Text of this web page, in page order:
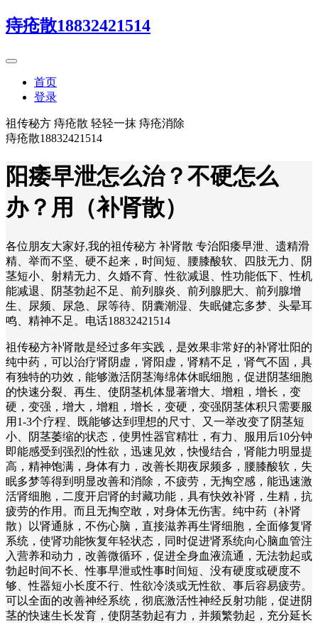
痔疮散18832421514
首页
登录
祖传秘方 痔疮散 轻轻一抹 痔疮消除
痔疮散18832421514
阳痿早泄怎么治？不硬怎么
办？用（补肾散）
各位朋友大家好,我的祖传秘方 补肾散 专治阳痿早泄、遗精滑
精、举而不坚、硬不起来，时间短、腰膝酸软、四肢无力、阴
茎短小、射精无力、久婚不育、性欲减退、性功能低下、性机
能减退、阴茎勃起不足、前列腺炎、前列腺肥大、前列腺增
生、尿频、尿急、尿等待、阴囊潮湿、失眠健忘多梦、头晕耳
鸣、精神不足。电话18832421514
祖传秘方补肾散是经过多年实践，是效果非常好的补肾壮阳的
纯中药，可以治疗肾阴虚，肾阳虚，肾精不足，肾气不固，具
有独特的功效，能够激活阴茎海绵体休眠细胞，促进阴茎细胞
的快速分裂、再生、使阴茎机体显著增大、增粗，增长，变
硬，变强，增大，增粗，增长，变硬，变强阴茎体积只需要服
用1-3个疗程、既能够达到理想的尺寸、又一举改变了阴茎短
小、阴茎萎缩的状态，使男性器官精壮，有力、服用后10分钟
即能感受到强烈的性欲，迅速见效，快慢结合，肾能力明显提
高，精神饱满，身体有力，改善长期夜尿频多，腰膝酸软，失
眠多梦等得到明显改善和消除，不疲劳，无掏空感，能迅速激
活肾细胞，二度开启肾的封藏功能，具有快效补肾，生精，抗
疲劳的作用。而且无掏空敢，对身体无伤害。纯中药（补肾
散）以肾通脉，不伤心脑，直接滋养再生肾细胞，全面修复肾
系统，使肾功能恢复年轻状态，同时促进肾系统向心脑血管注
入营养和动力，改善微循环，促进全身血液流通，无法勃起或
勃起时间不长、性事早泄或性事时间短、没有硬度或硬度不
够、性器短小长度不行、性欲冷淡或无性欲、事后容易疲劳。
可以全面的改善神经系统，彻底激活性神经反射功能，促进阴
茎的快速生长发育，使阴茎勃起有力，并频繁勃起，充分延长